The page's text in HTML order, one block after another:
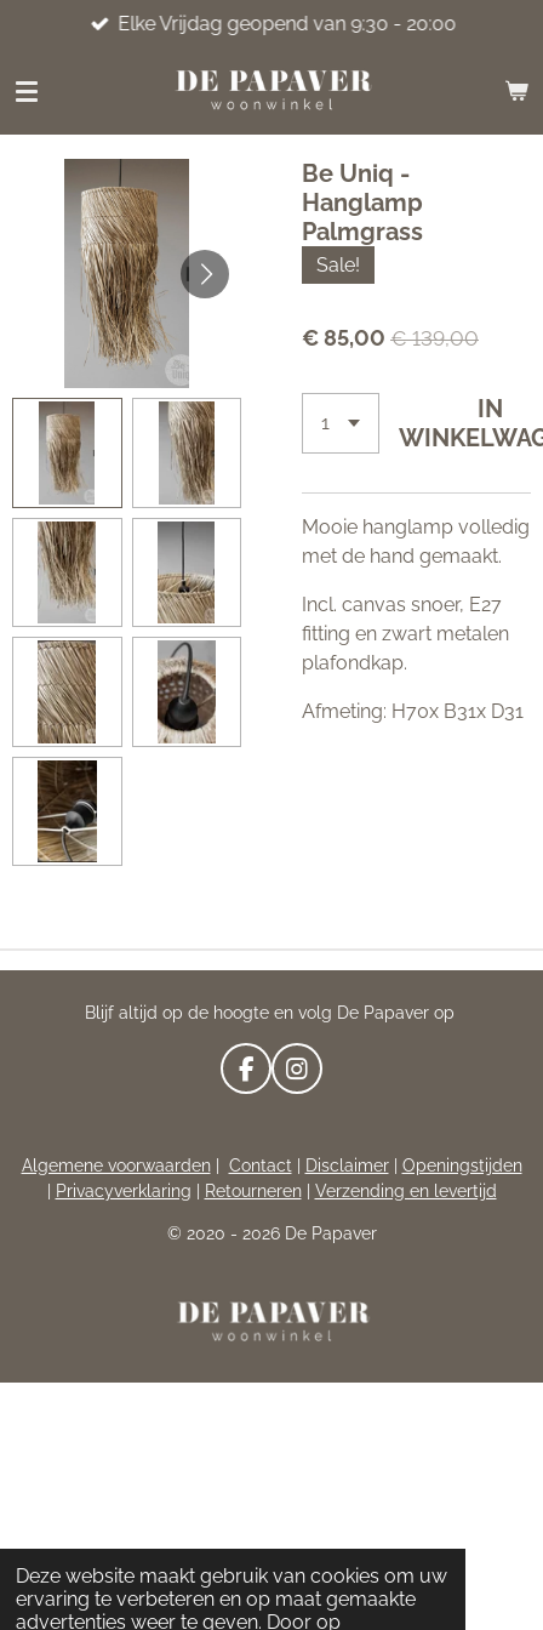
Deze website maakt gebruik van cookies om uw
ervaring te verbeteren en op maat gemaakte
advertenties weer te geven. Door op
naar
hoofdinhoud
Elke Vrijdag geopend van 9:30 - 20:00
Be Uniq -
Hanglamp
Palmgrass
Sale!
€ 85,00 € 139,00
IN
Mooie hanglamp volledig
met de hand gemaakt.
Incl. canvas snoer, E27
fitting en zwart metalen
plafondkap.
Afmeting: H70x B31x D31
Blijf altijd op de hoogte en volg De Papaver op
F
A
B
O
K
I
N
A
G
A
Algemene voorwaarden| Contact| Disclaimer| Openingstijden
Privacyverklaring Retourneren| Verzending en levertijd
© 2020 - 2026 De Papaver